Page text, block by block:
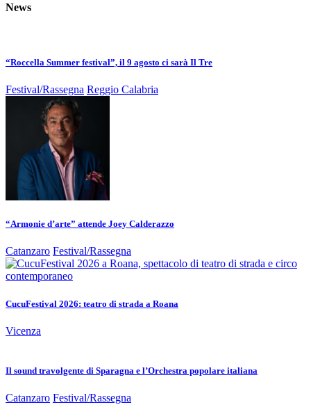
News
“Roccella Summer festival”, il 9 agosto ci sarà Il Tre
Festival/Rassegna Reggio Calabria
“Armonie d’arte” attende Joey Calderazzo
Catanzaro Festival/Rassegna
CucuFestival 2026: teatro di strada a Roana
Vicenza
Il sound travolgente di Sparagna e l’Orchestra popolare italiana
Catanzaro Festival/Rassegna